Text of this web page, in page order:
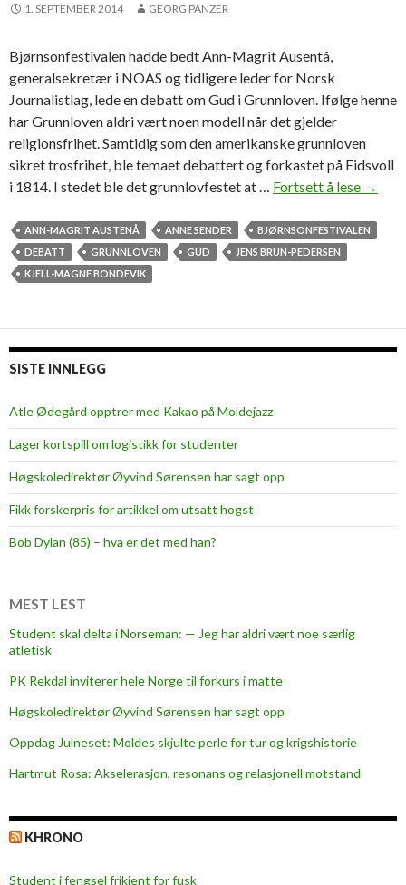
1. SEPTEMBER 2014 GEORG PANZER
Bjørnsonfestivalen hadde bedt Ann-Magrit Ausentå,
generalsekretær i NOAS og tidligere leder for Norsk
Journalistlag, lede en debatt om Gud i Grunnloven. Ifølge henne
har Grunnloven aldri vært noen modell når det gjelder
religionsfrihet. Samtidig som den amerikanske grunnloven
sikret trosfrihet, ble temaet debattert og forkastet på Eidsvoll
i 1814. I stedet ble det grunnlovfestet at … Fortsett å lese G
d
v
→
ANN-MAGRIT AUSTENÅ ANNE SENDER
BJØRNSONFESTIVALEN
DEBATT
GRUNNLOVEN GUD
JENS BRUN-PEDERSEN
KJELL-MAGNE BONDEVIK
SISTE INNLEGG
Atle Ødegård opptrer med Kakao på Moldejazz
Lager kortspill om logistikk for studenter
Høgskoledirektør Øyvind Sørensen har sagt opp
Fikk forskerpris for artikkel om utsatt hogst
Bob Dylan (85) – hva er det med han?
MEST LEST
Student skal delta i Norseman: — Jeg har aldri vært noe særlig
atletisk
PK Rekdal inviterer hele Norge til forkurs i matte
Høgskoledirektør Øyvind Sørensen har sagt opp
Oppdag Julneset: Moldes skjulte perle for tur og krigshistorie
Hartmut Rosa: Akselerasjon, resonans og relasjonell motstand
KHRONO
Student i fengsel frikjent for fusk